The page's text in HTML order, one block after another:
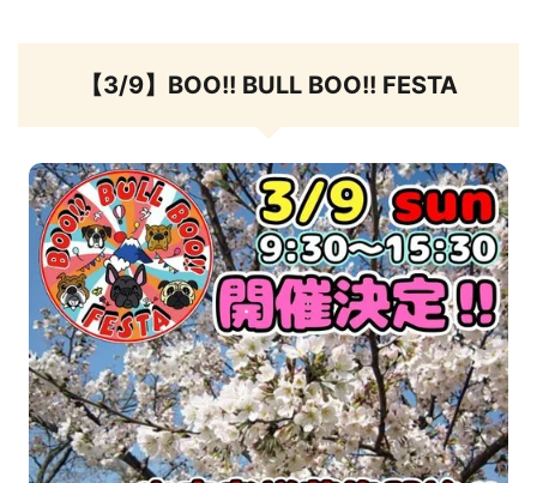
【3/9】BOO!! BULL BOO!! FESTA